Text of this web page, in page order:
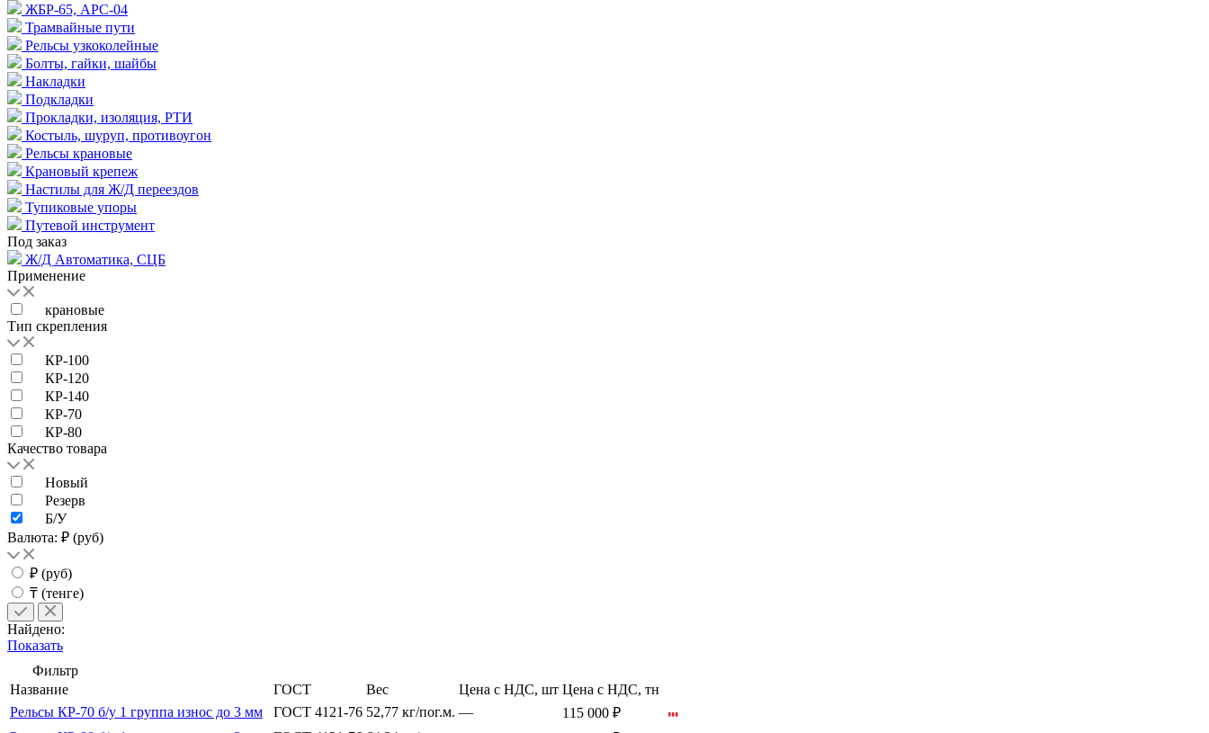
ЖБР-65, АРС-04
Трамвайные пути
Рельсы узкоколейные
Болты, гайки, шайбы
Накладки
Подкладки
Прокладки, изоляция, РТИ
Костыль, шуруп, противоугон
Рельсы крановые
Крановый крепеж
Настилы для Ж/Д переездов
Тупиковые упоры
Путевой инструмент
Под заказ
Ж/Д Автоматика, СЦБ
Применение
крановые
Тип скрепления
КР-100
КР-120
КР-140
КР-70
КР-80
Качество товара
Новый
Резерв
Б/У
Валюта: ₽ (руб)
₽ (руб)
₸ (тенге)
Найдено:
Показать
Фильтр
Название
ГОСТ Вес Цена с НДС, шт Цена с НДС, тн
Рельсы КР-70 б/у 1 группа износ до 3 мм
ГОСТ 4121-76 52,77 кг/пог.м. —
115 000 ₽